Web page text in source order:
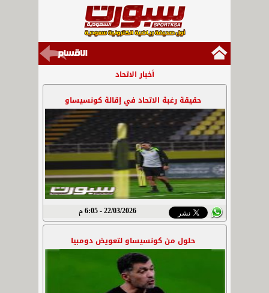
أخبار الاتحاد
حقيقة رغبة الاتحاد في إقالة كونسيساو
22/03/2026 - 6:05 م
حلول من كونسيساو لتعويض دومبيا